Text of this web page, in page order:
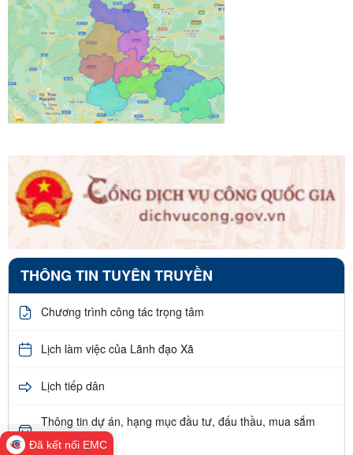
THÔNG TIN TUYÊN TRUYỀN
Chương trình công tác trọng tâm
Lịch làm việc của Lãnh đạo Xã
Lịch tiếp dân
Thông tin dự án, hạng mục đầu tư, đấu thầu, mua sắm
công
Đã kết nối EMC